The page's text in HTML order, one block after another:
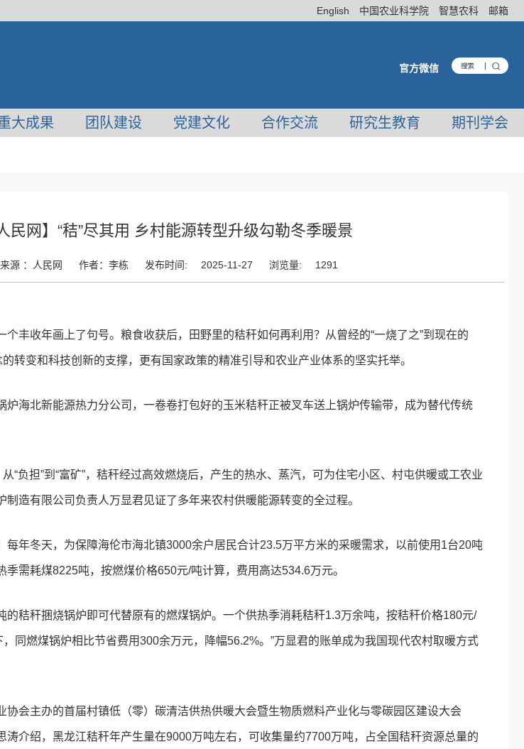
English 中国农业科学院 智慧农科 邮箱
官方微信
大成果 团队建设 党建文化 合作交流 研究生教育 期刊学会
民网】“秸”尽其用 乡村能源转型升级勾勒冬季暖景
源 ： 人民网 作者： 李栋 发布时间: 2025-11-27 浏览量: 1291
个丰收年画上了句号。粮食收获后，田野里的秸秆如何再利用？从曾经的“一烧了之”到现在的
转变和科技创新的支撑，更有国家政策的精准引导和农业产业体系的坚实托举。
炉海北新能源热力分公司，一卷卷打包好的玉米秸秆正被叉车送上锅炉传输带，成为替代传统
从“负担”到“富矿”，秸秆经过高效燃烧后，产生的热水、蒸汽，可为住宅小区、村屯供暖或工农业
造有限公司负责人万显君见证了多年来农村供暖能源转变的全过程。
每年冬天，为保障海伦市海北镇3000余户居民合计23.5万平方米的采暖需求，以前使用1台20吨
需耗煤8225吨，按燃煤价格650元/吨计算，费用高达534.6万元。
的秸秆捆烧锅炉即可代替原有的燃煤锅炉。一个供热季消耗秸秆1.3万余吨，按秸秆价格180元/
同燃煤锅炉相比节省费用300余万元，降幅56.2%。”万显君的账单成为我国现代农村取暖方式
协会主办的首届村镇低（零）碳清洁供热供暖大会暨生物质燃料产业化与零碳园区建设大会
涛介绍，黑龙江秸秆年产生量在9000万吨左右，可收集量约7700万吨，占全国秸秆资源总量的